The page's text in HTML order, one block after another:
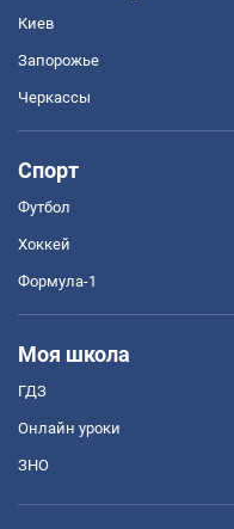
Киев
Запорожье
Черкассы
Спорт
Футбол
Хоккей
Формула-1
Моя школа
ГДЗ
Онлайн уроки
ЗНО